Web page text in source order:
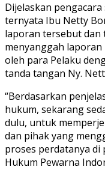
Dijelaskan
ternyata Ibu Netty
laporan tersebut dan
menyanggah
oleh para Pelaku
tanda tangan Ny.
“Berdasarkan
hukum, sekarang
dulu, untuk
dan pihak yang
proses perdatanya di
Hukum Pewarna